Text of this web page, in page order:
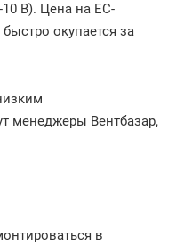
В). Цена на EC-
окупается за
менеджеры Вентбазар,
в